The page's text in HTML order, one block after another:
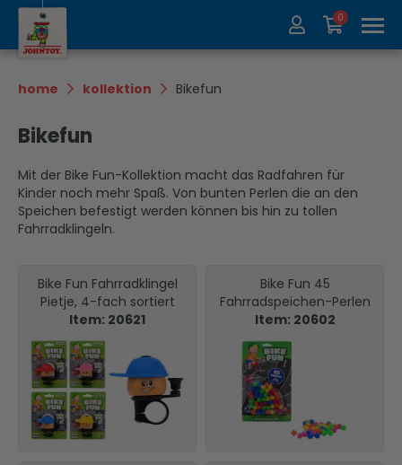
Über uns Kollektion
Messen
Kontakt Update
0
home kollektion Bikefun
Bikefun
Mit der Bike Fun-Kollektion macht das Radfahren für
Kinder noch mehr Spaß. Von bunten Perlen die an den
Speichen befestigt werden können bis hin zu tollen
Fahrradklingeln.
Bike Fun Fahrradklingel
Pietje, 4-fach sortiert
Item: 20621
Bike Fun 45
Fahrradspeichen-Perlen
Item: 20602